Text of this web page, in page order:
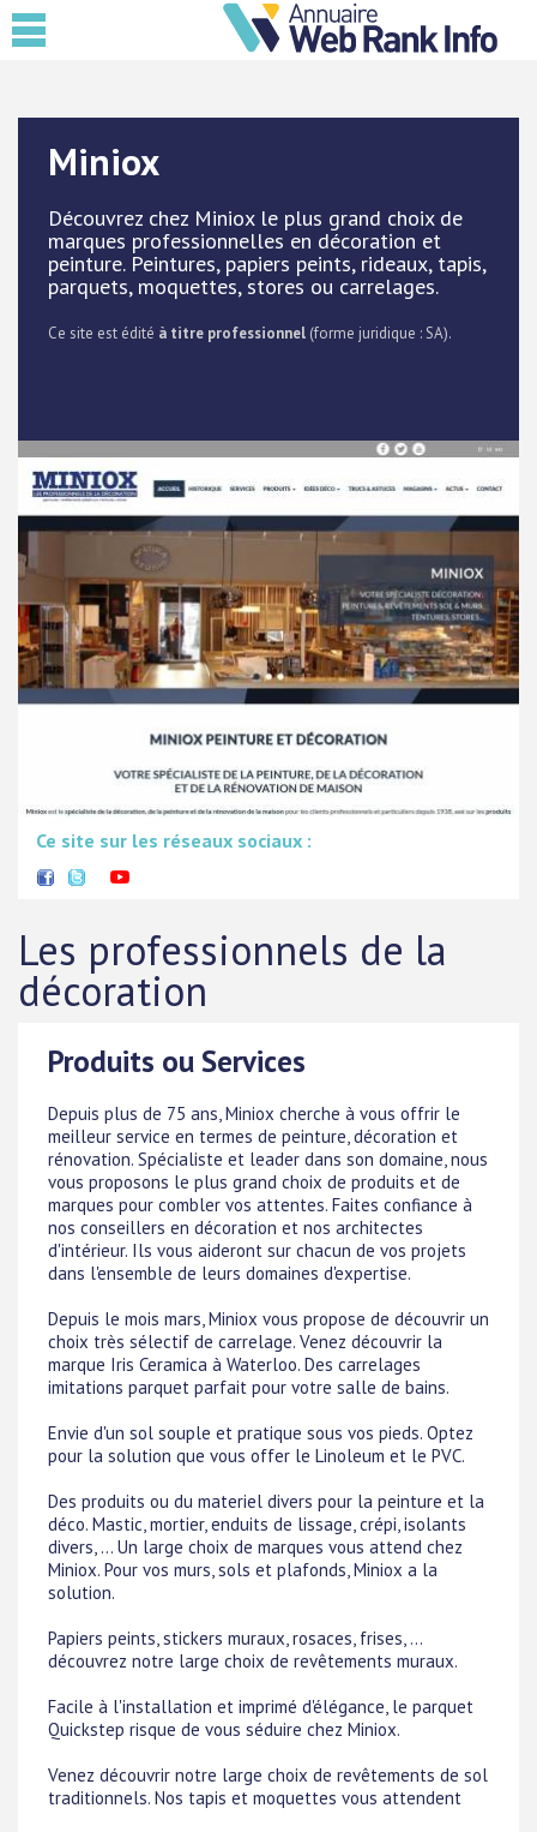
Miniox
Découvrez chez Miniox le plus grand choix de
marques professionnelles en décoration et
peinture. Peintures, papiers peints, rideaux, tapis,
parquets, moquettes, stores ou carrelages.
Ce site est édité à titre professionnel (forme juridique : SA).
Ce site sur les réseaux sociaux :
Les professionnels de la
décoration
Produits ou Services
Depuis plus de 75 ans, Miniox cherche à vous offrir le
meilleur service en termes de peinture, décoration et
rénovation. Spécialiste et leader dans son domaine, nous
vous proposons le plus grand choix de produits et de
marques pour combler vos attentes. Faites confiance à
nos conseillers en décoration et nos architectes
d'intérieur. Ils vous aideront sur chacun de vos projets
dans l'ensemble de leurs domaines d'expertise.
Depuis le mois mars, Miniox vous propose de découvrir un
choix très sélectif de carrelage. Venez découvrir la
marque Iris Ceramica à Waterloo. Des carrelages
imitations parquet parfait pour votre salle de bains.
Envie d'un sol souple et pratique sous vos pieds. Optez
pour la solution que vous offer le Linoleum et le PVC.
Des produits ou du materiel divers pour la peinture et la
déco. Mastic, mortier, enduits de lissage, crépi, isolants
divers, ... Un large choix de marques vous attend chez
Miniox. Pour vos murs, sols et plafonds, Miniox a la
solution.
Papiers peints, stickers muraux, rosaces, frises, ...
découvrez notre large choix de revêtements muraux.
Facile à l'installation et imprimé d'élégance, le parquet
Quickstep risque de vous séduire chez Miniox.
Venez découvrir notre large choix de revêtements de sol
traditionnels. Nos tapis et moquettes vous attendent